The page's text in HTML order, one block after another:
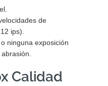
de
ips).
ninguna exposición
Calidad